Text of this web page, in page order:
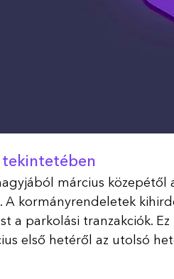
március közepétől
. A kormányrendeletek
a parkolási tranzakciók. Ez
első hetéről az utolsó